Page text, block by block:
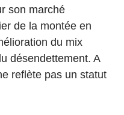
son marché
de la montée en
du mix
désendettement. A
reflète pas un statut